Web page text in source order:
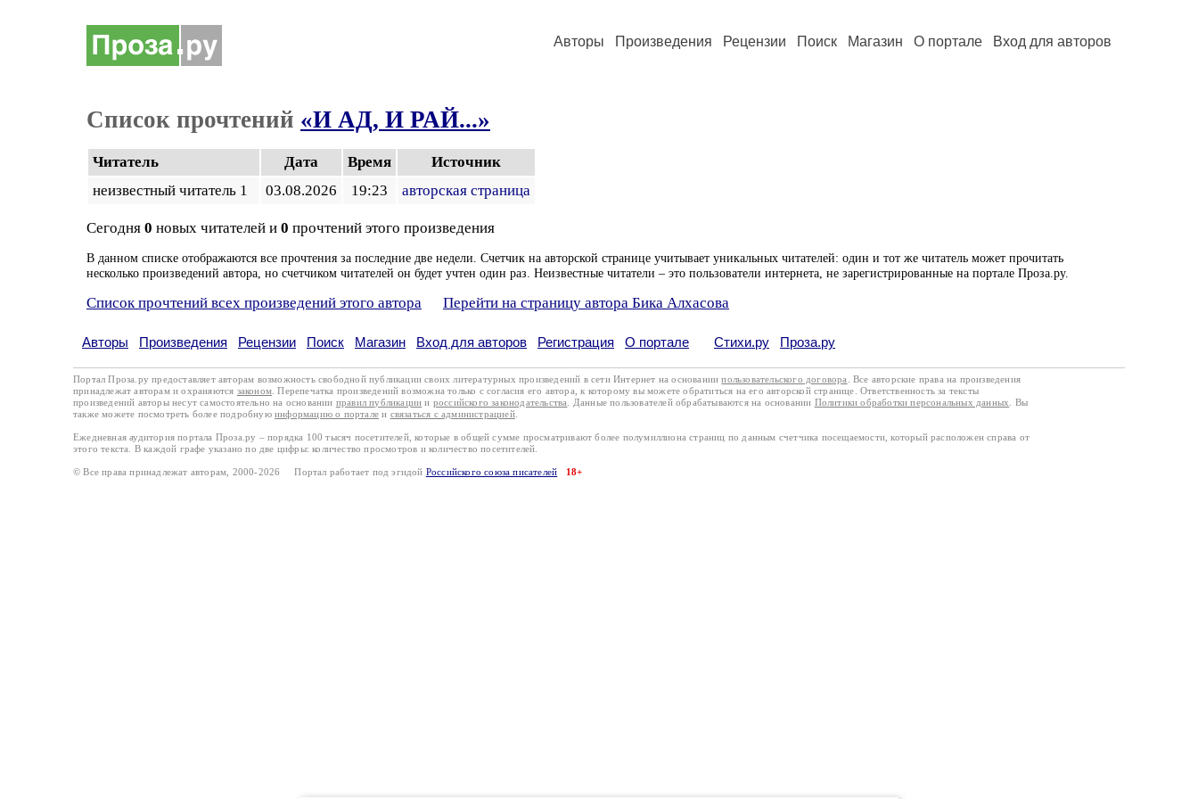
Авторы Произведения Рецензии Поиск Магазин О портале Вход для авторов
Список прочтений «И АД, И РАЙ...»
Читатель Дата Время
Источник
неизвестный читатель 1
03.08.2026 19:23 авторская страница
Сегодня 0 новых читателей и 0 прочтений этого произведения
В данном списке отображаются все прочтения за последние две недели. Счетчик на авторской странице учитывает уникальных читателей: один и тот же читатель может прочитать
несколько произведений автора, но счетчиком читателей он будет учтен один раз. Неизвестные читатели – это пользователи интернета, не зарегистрированные на портале Проза.ру.
Список прочтений всех произведений этого автора Перейти на страницу автора Бика Алхасова
Авторы Произведения Рецензии Поиск Магазин Вход для авторов Регистрация О портале Стихи.ру Проза.ру
Портал Проза.ру предоставляет авторам возможность свободной публикации своих литературных произведений в сети Интернет на основаниипользовательского договора
. Все авторские права на произведения
принадлежат авторам и охраняются законом . Перепечатка произведений возможна только с согласия его автора, к которому вы можете обратиться на его авторской странице. Ответственность за тексты
произведений авторы несут самостоятельно на основании правил публикации и российского законодательства . Данные пользователей обрабатываются на основании Политики обработки персональных данных
. Вы
также можете посмотреть более подробную информацию о портале и связаться с администрацией.
Ежедневная аудитория портала Проза.ру – порядка 100 тысяч посетителей, которые в общей сумме просматривают более полумиллиона страниц по данным счетчика посещаемости, который расположен справа от
этого текста. В каждой графе указано по две цифры: количество просмотров и количество посетителей.
© Все права принадлежат авторам, 2000-2026 Портал работает под эгидой Российского союза писателей 18+